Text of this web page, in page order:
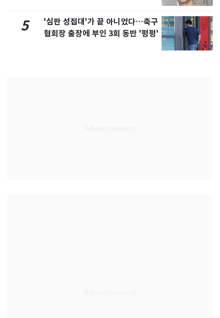
5
'심판 성접대'가 끝 아니었다…축구
협회장 출장에 부인 3회 동반 '펑펑'